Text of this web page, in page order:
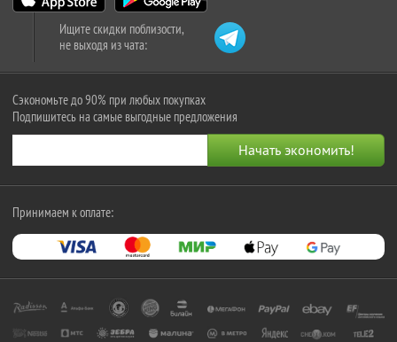
Ищите скидки поблизости,
не выходя из чата:
Сэкономьте до 90% при любых покупках
Подпишитесь на самые выгодные предложения
Принимаем к оплате: